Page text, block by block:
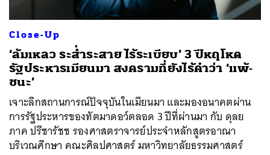
Close-Up
‘ล้มเหลว ระส่ำระสาย ไร้ระเบียบ’ 3 ปีหฤโหด
รัฐประหารเมียนมา สงครามที่ยังไร้คำว่า ‘แพ้-
ชนะ’
เจาะลึกสถานการณ์ปัจจุบันในเมียนมา และมองอนาคตผ่าน
การรัฐประหารของทัตมาดอว์ตลอด 3 ปีที่ผ่านมา กับ ดุลย
ภาค ปรีชารัชช รองศาสตราจารย์ประจำหลักสูตรอาณา
บริเวณศึกษา คณะศิลปศาสตร์ มหาวิทยาลัยธรรมศาสตร์